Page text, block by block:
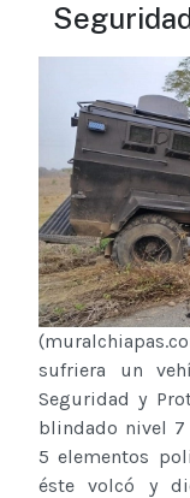
sufriera un
Seguridad y
blindado nivel 7
5 elementos
éste volcó y